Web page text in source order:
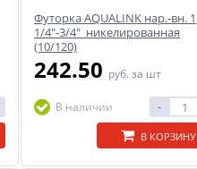
Футорка AQUALINK нар.-вн. 1
1/4"-3/4" никелированная
(10/120)
242.50 руб. за шт
В наличии -
В КОРЗИНУ